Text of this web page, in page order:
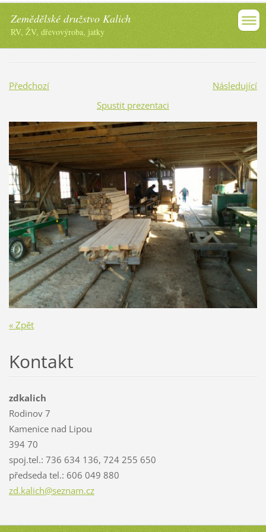
Zemědělské družstvo Kalich
RV, ŽV, dřevovýroba, jatky
Předchozí
Následující
Spustit prezentaci
« Zpět
Kontakt
zdkalich
Rodinov 7
Kamenice nad Lipou
394 70
spoj.tel.: 736 634 136, 724 255 650
předseda tel.: 606 049 880
zd.kalich@seznam.cz